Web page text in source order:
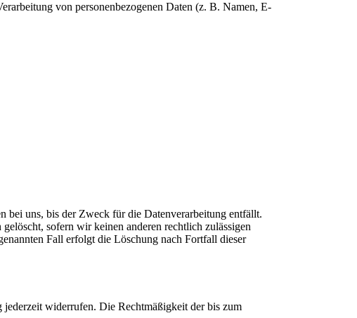
von personenbezogenen Daten (z. B. Namen, E-
bei uns, bis der Zweck für die Datenverarbeitung entfällt.
sofern wir keinen anderen rechtlich zulässigen
Fall erfolgt die Löschung nach Fortfall dieser
widerrufen. Die Rechtmäßigkeit der bis zum